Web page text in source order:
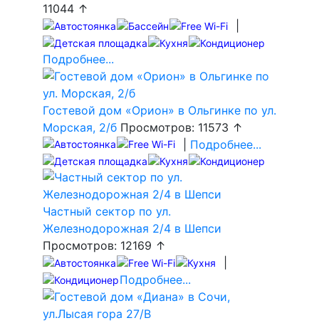
11044 ↑
Подробнее...
Гостевой дом «Орион» в Ольгинке по ул.
Морская, 2/б Просмотров: 11573 ↑
Подробнее...
Частный сектор по ул.
Железнодорожная 2/4 в Шепси
Просмотров: 12169 ↑
Подробнее...